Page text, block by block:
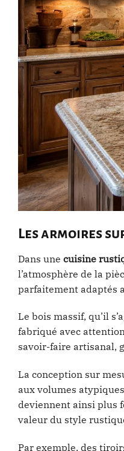
Les armoires
Dans une cuisine
l’atmosphère de la
parfaitement adaptés
Le bois massif, qu’il
fabriqué avec
savoir-faire artisanal,
La conception sur
aux volumes
deviennent ainsi plus
valeur du style
Par exemple, des